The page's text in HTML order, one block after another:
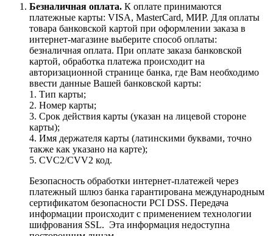
Безналичная оплата. К оплате принимаются
платежные карты: VISA, MasterCard, МИР. Для оплаты
товара банковской картой при оформлении заказа в
интернет-магазине выберите способ оплаты:
безналичная оплата. При оплате заказа банковской
картой, обработка платежа происходит на
авторизационной странице банка, где Вам необходимо
ввести данные Вашей банковской карты:
1. Тип карты;
2. Номер карты;
3. Срок действия карты (указан на лицевой стороне
карты);
4. Имя держателя карты (латинскими буквами, точно
также как указано на карте);
5. CVC2/CVV2 код.
Безопасность обработки интернет-платежей через
платежный шлюз банка гарантирована международным
сертификатом безопасности PCI DSS. Передача
информации происходит с применением технологии
шифрования SSL. Эта информация недоступна